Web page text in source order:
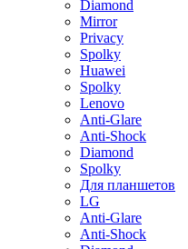
Diamond
Mirror
Privacy
Spolky
Huawei
Spolky
Lenovo
Anti-Glare
Anti-Shock
Diamond
Spolky
Для планшетов
LG
Anti-Glare
Anti-Shock